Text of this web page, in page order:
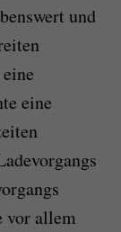
und
eine
vor allem